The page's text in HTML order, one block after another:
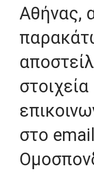
Αθήνας,
στοιχεία
στο